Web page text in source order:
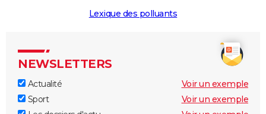
Lexique des polluants
NEWSLETTERS
Actualité
Voir un exemple
Sport
Voir un exemple